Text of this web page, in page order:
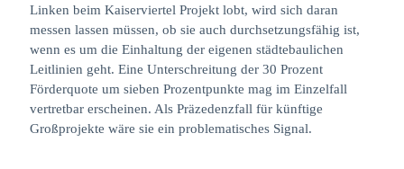
Linken beim Kaiserviertel Projekt lobt, wird sich daran
messen lassen müssen, ob sie auch durchsetzungsfähig ist,
wenn es um die Einhaltung der eigenen städtebaulichen
Leitlinien geht. Eine Unterschreitung der 30 Prozent
Förderquote um sieben Prozentpunkte mag im Einzelfall
vertretbar erscheinen. Als Präzedenzfall für künftige
Großprojekte wäre sie ein problematisches Signal.